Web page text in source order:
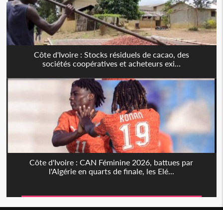
Côte d'Ivoire : Stocks résiduels de cacao, des
sociétés coopératives et acheteurs exi...
Côte d'Ivoire : CAN Féminine 2026, battues par
l'Algérie en quarts de finale, les Elé...